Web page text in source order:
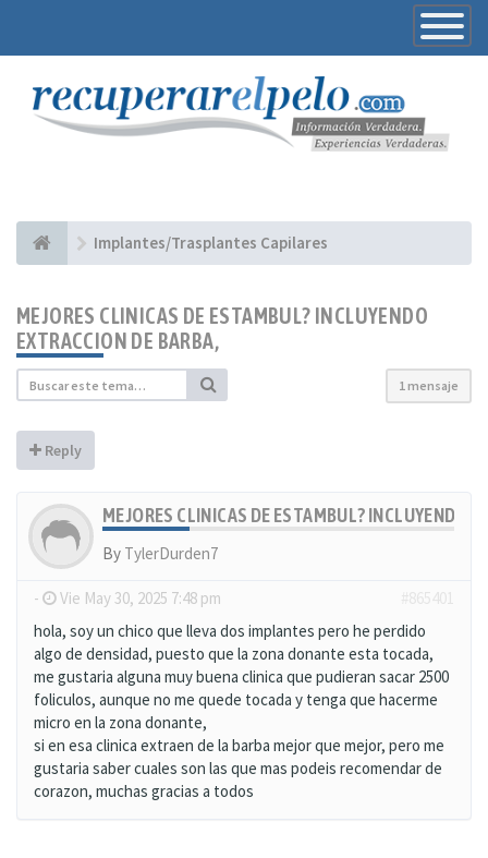
Toggle
Implantes/Trasplantes Capilares
MEJORES CLINICAS DE ESTAMBUL? INCLUYENDO
EXTRACCION DE BARBA,
1 mensaje
Reply
MEJORES CLINICAS DE ESTAMBUL? INCLUYENDO
By TylerDurden7
- Vie May 30, 2025 7:48 pm
hola, soy un chico que lleva dos implantes pero he perdido
algo de densidad, puesto que la zona donante esta tocada,
me gustaria alguna muy buena clinica que pudieran sacar 2500
foliculos, aunque no me quede tocada y tenga que hacerme
micro en la zona donante,
si en esa clinica extraen de la barba mejor que mejor, pero me
gustaria saber cuales son las que mas podeis recomendar de
corazon, muchas gracias a todos